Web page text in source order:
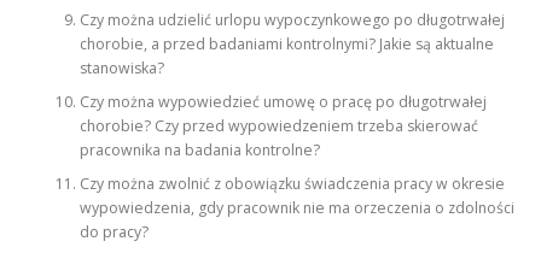
Czy można udzielić urlopu wypoczynkowego po długotrwałej
chorobie, a przed badaniami kontrolnymi? Jakie są aktualne
stanowiska?
Czy można wypowiedzieć umowę o pracę po długotrwałej
chorobie? Czy przed wypowiedzeniem trzeba skierować
pracownika na badania kontrolne?
Czy można zwolnić z obowiązku świadczenia pracy w okresie
wypowiedzenia, gdy pracownik nie ma orzeczenia o zdolności
do pracy?